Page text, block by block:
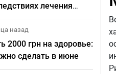
лечения
назад
2000 грн на здоровье:
сделать в июне